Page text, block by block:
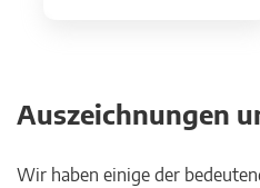
Auszeichnungen
Wir haben einige der